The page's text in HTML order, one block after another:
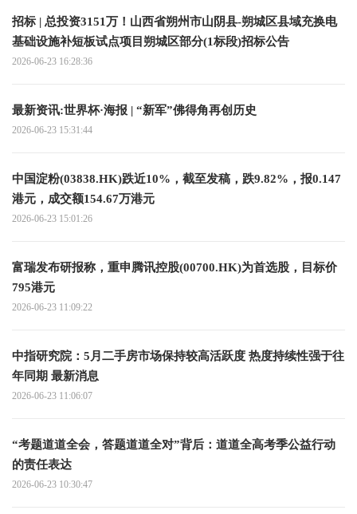
招标 | 总投资3151万！山西省朔州市山阴县-朔城区县域充换电
基础设施补短板试点项目朔城区部分(1标段)招标公告
2026-06-23 16:28:36
最新资讯:世界杯·海报 | “新军”佛得角再创历史
2026-06-23 15:31:44
中国淀粉(03838.HK)跌近10%，截至发稿，跌9.82%，报0.147
港元，成交额154.67万港元
2026-06-23 15:01:26
富瑞发布研报称，重申腾讯控股(00700.HK)为首选股，目标价
795港元
2026-06-23 11:09:22
中指研究院：5月二手房市场保持较高活跃度 热度持续性强于往
年同期 最新消息
2026-06-23 11:06:07
“考题道道全会，答题道道全对”背后：道道全高考季公益行动
的责任表达
2026-06-23 10:30:47